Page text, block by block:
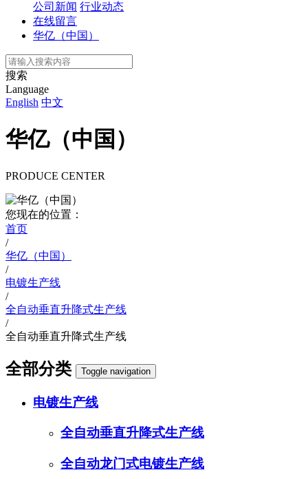
公司新闻 行业动态
在线留言
华亿（中国）
搜索
Language
English 中文
华亿（中国）
PRODUCE CENTER
您现在的位置：
首页
/
华亿（中国）
/
电镀生产线
/
全自动垂直升降式生产线
/
全自动垂直升降式生产线
全部分类 Toggle navigation
电镀生产线
全自动垂直升降式生产线
全自动龙门式电镀生产线